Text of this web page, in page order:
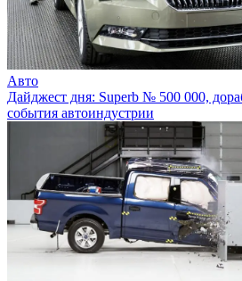
Авто
Дайджест дня: Superb № 500 000,
события автоиндустрии